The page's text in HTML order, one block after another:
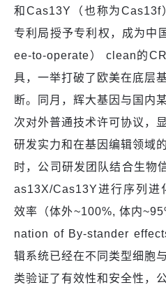
和Cas13Y（也称为Cas13f
专利局授予专利权，成为中
ee-to-operate） clean的
具，一举打破了欧美在底层
断。同月，辉大基因与国内
次对外普通技术许可协议，
研发实力和在基因编辑领域
时，公司研发团队结合生物
as13X/Cas13Y进行序列进
效率（体外~100%, 体内
nation of By-stander
辑系统已经在不同类型细胞
类验证了有效性和安全性，